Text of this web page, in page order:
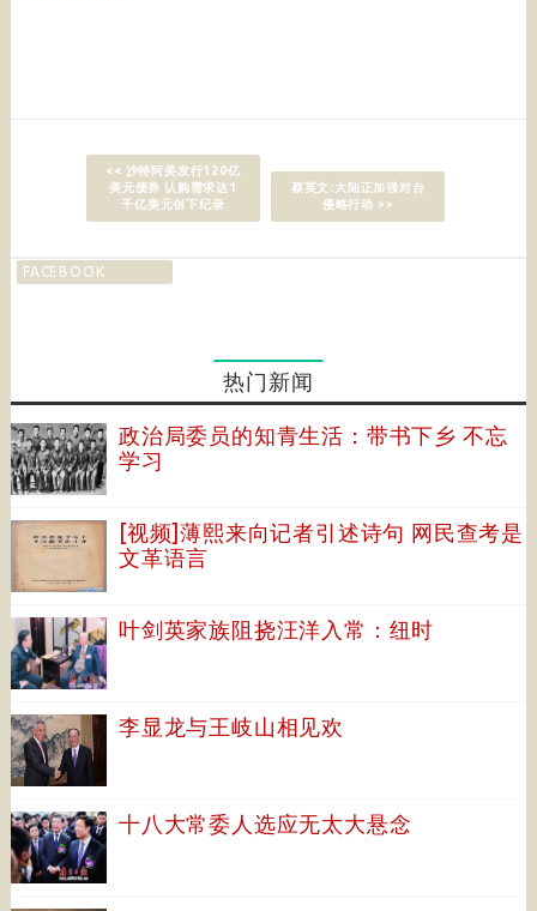
<< 沙特阿美发行120亿
美元债券 认购需求达1
千亿美元创下纪录
蔡英文:大陆正加强对台
侵略行动 >>
FACEBOOK
热门新闻
政治局委员的知青生活：带书下乡 不忘
学习
[视频]薄熙来向记者引述诗句 网民查考是
文革语言
叶剑英家族阻挠汪洋入常：纽时
李显龙与王岐山相见欢
十八大常委人选应无太大悬念